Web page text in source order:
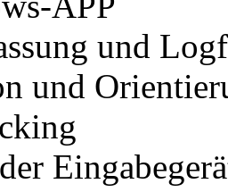
und
und